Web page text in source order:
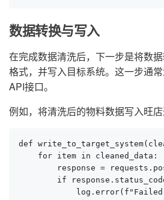
数据转换与写入
在完成数据清洗后，下一步是将数
格式，并写入目标系统。这一步通
API接口。
例如，将清洗后的物料数据写入旺店
def
    for item in cleaned_data:
response =
if